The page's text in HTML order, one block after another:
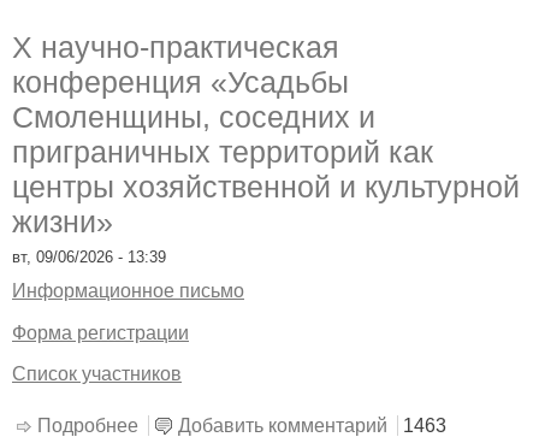
X научно-практическая
конференция «Усадьбы
Смоленщины, соседних и
приграничных территорий как
центры хозяйственной и культурной
жизни»
вт, 09/06/2026 - 13:39
Информационное письмо
Форма регистрации
Список участников
Подробнее о X научно-практическая конференция
Добавить комментарий
1463